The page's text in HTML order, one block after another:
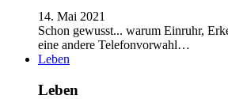
14. Mai 2021
Schon gewusst... warum Einruhr,
eine andere Telefonvorwahl…
Leben
Leben